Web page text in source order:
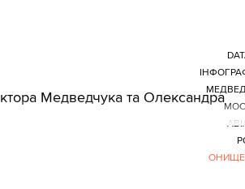
Медведчука та Олександра